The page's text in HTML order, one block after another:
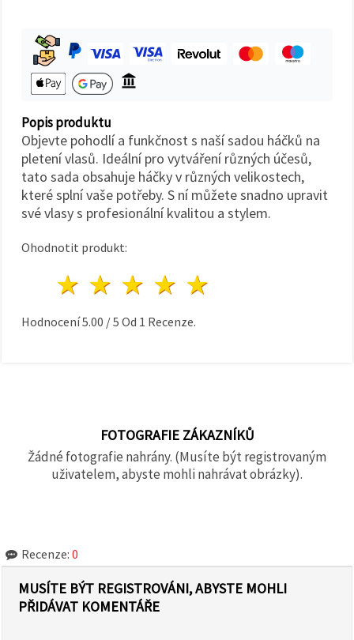
Nastavení
Popis produktu
Objevte pohodlí a funkčnost s naší sadou háčků na
pletení vlasů. Ideální pro vytváření různých účesů,
tato sada obsahuje háčky v různých velikostech,
které splní vaše potřeby. S ní můžete snadno upravit
své vlasy s profesionální kvalitou a stylem.
Ohodnotit produkt:
4 hvězdy
3 hvězdy
2 hvězdy
1 hvězda
Hodnocení5.00 /5 Od 1 Recenze.
FOTOGRAFIE ZÁKAZNÍKŮ
Žádné fotografie nahrány. (Musíte být registrovaným
uživatelem, abyste mohli nahrávat obrázky).
Recenze: 0
MUSÍTE BÝT REGISTROVÁNI, ABYSTE MOHLI
PŘIDÁVAT KOMENTÁŘE